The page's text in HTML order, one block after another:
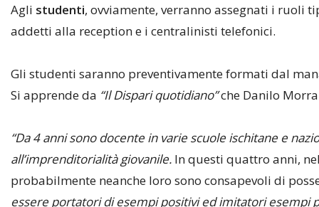
Agli studenti, ovviamente, verranno assegnati i ruoli
addetti alla reception e i centralinisti telefonici.
Gli studenti saranno preventivamente formati dal
Si apprende da “Il Dispari quotidiano”che Danilo
“Da 4 anni sono docente in varie scuole ischitane e
all’imprenditorialità giovanile. In questi quattro anni,
probabilmente neanche loro sono consapevoli di
essere portatori di esempi positivi ed imitatori esempi